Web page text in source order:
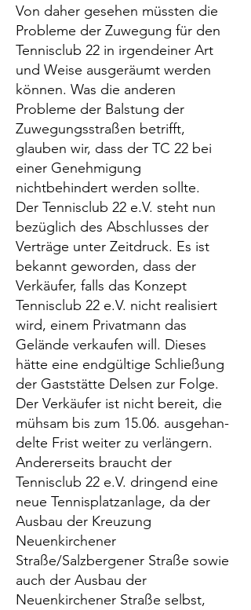
Von daher gesehen müssten die
Probleme der Zuwegung für den
Tennisclub 22 in irgendeiner Art
und Weise ausgeräumt werden
können. Was die anderen
Probleme der Balstung der
Zuwegungsstraßen betrifft,
glauben wir, dass der TC 22 bei
einer Genehmigung
nichtbehindert werden sollte.
Der Tennisclub 22 e.V. steht nun
bezüglich des Abschlusses der
Verträge unter Zeitdruck. Es ist
bekannt geworden, dass der
Verkäufer, falls das Konzept
Tennisclub 22 e.V. nicht realisiert
wird, einem Privatmann das
Gelände verkaufen will. Dieses
hätte eine endgültige Schließung
der Gaststätte Delsen zur Folge.
Der Verkäufer ist nicht bereit, die
mühsam bis zum 15.06. ausgehan-
delte Frist weiter zu verlängern.
Andererseits braucht der
Tennisclub 22 e.V. dringend eine
neue Tennisplatzanlage, da der
Ausbau der Kreuzung
Neuenkirchener
Straße/Salzbergener Straße sowie
auch der Ausbau der
Neuenkirchener Straße selbst,